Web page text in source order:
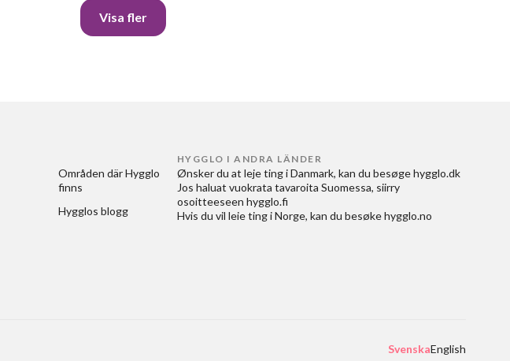
Visa fler
Områden där Hygglo
finns
Hygglos blogg
HYGGLO I ANDRA LÄNDER
Ønsker du at leje ting i Danmark, kan du besøge hygglo.dk
Jos haluat vuokrata tavaroita Suomessa, siirry
osoitteeseen hygglo.fi
Hvis du vil leie ting i Norge, kan du besøke hygglo.no
SvenskaEnglish